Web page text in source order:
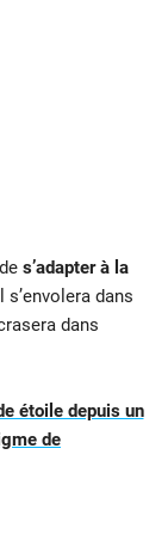
s’adapter à la
dans
dans
étoile depuis un
de